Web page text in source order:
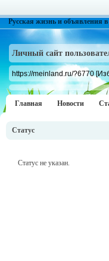
Русская жизнь и объявления
Личный сайт
https://meinland.ru/?6770
Главная Новости
Статус
Статус не указан.